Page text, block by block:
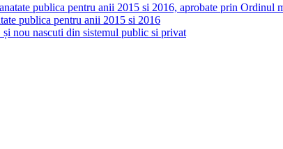
publica pentru anii 2015 si 2016, aprobate prin Ordinul
publica pentru anii 2015 si 2016
nou nascuti din sistemul public si privat